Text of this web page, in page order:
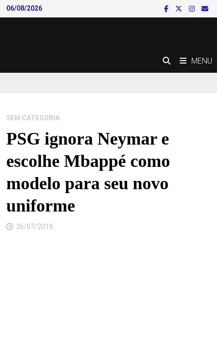
Skip
to
06/08/2026
MENU
SEM CATEGORIA
PSG ignora Neymar e
escolhe Mbappé como
modelo para seu novo
uniforme
26/07/2018